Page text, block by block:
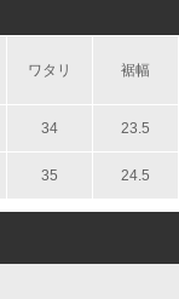
ワタリ 裾幅
34 23.5
35 24.5